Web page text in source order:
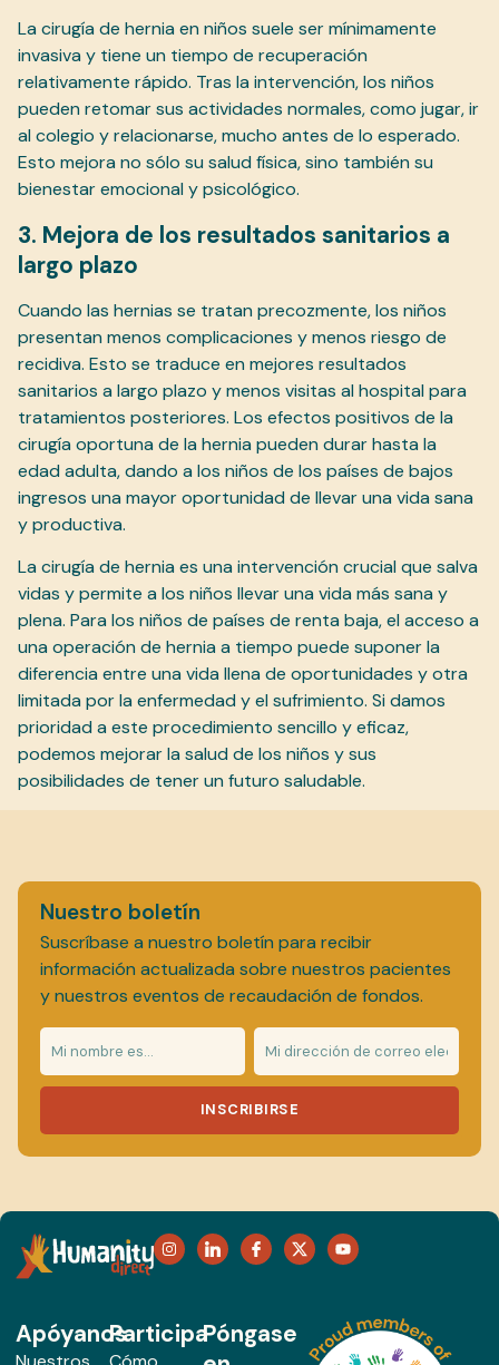
La cirugía de hernia en niños suele ser mínimamente
invasiva y tiene un tiempo de recuperación
relativamente rápido. Tras la intervención, los niños
pueden retomar sus actividades normales, como jugar, ir
al colegio y relacionarse, mucho antes de lo esperado.
Esto mejora no sólo su salud física, sino también su
bienestar emocional y psicológico.
3. Mejora de los resultados sanitarios a
largo plazo
Cuando las hernias se tratan precozmente, los niños
presentan menos complicaciones y menos riesgo de
recidiva. Esto se traduce en mejores resultados
sanitarios a largo plazo y menos visitas al hospital para
tratamientos posteriores. Los efectos positivos de la
cirugía oportuna de la hernia pueden durar hasta la
edad adulta, dando a los niños de los países de bajos
ingresos una mayor oportunidad de llevar una vida sana
y productiva.
La cirugía de hernia es una intervención crucial que salva
vidas y permite a los niños llevar una vida más sana y
plena. Para los niños de países de renta baja, el acceso a
una operación de hernia a tiempo puede suponer la
diferencia entre una vida llena de oportunidades y otra
limitada por la enfermedad y el sufrimiento. Si damos
prioridad a este procedimiento sencillo y eficaz,
podemos mejorar la salud de los niños y sus
posibilidades de tener un futuro saludable.
Nuestro boletín
Suscríbase a nuestro boletín para recibir
información actualizada sobre nuestros pacientes
y nuestros eventos de recaudación de fondos.
INSCRIBIRSE
ApóyanosParticipaPóngase